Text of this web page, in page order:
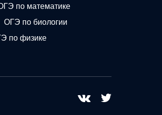
по математике
ОГЭ по биологии
по физике